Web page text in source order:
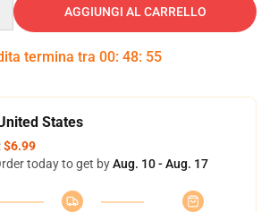
AGGIUNGI AL CARRELLO
termina tra 00: 48: 54
States
$6.99
today to get byAug. 10 - Aug. 17